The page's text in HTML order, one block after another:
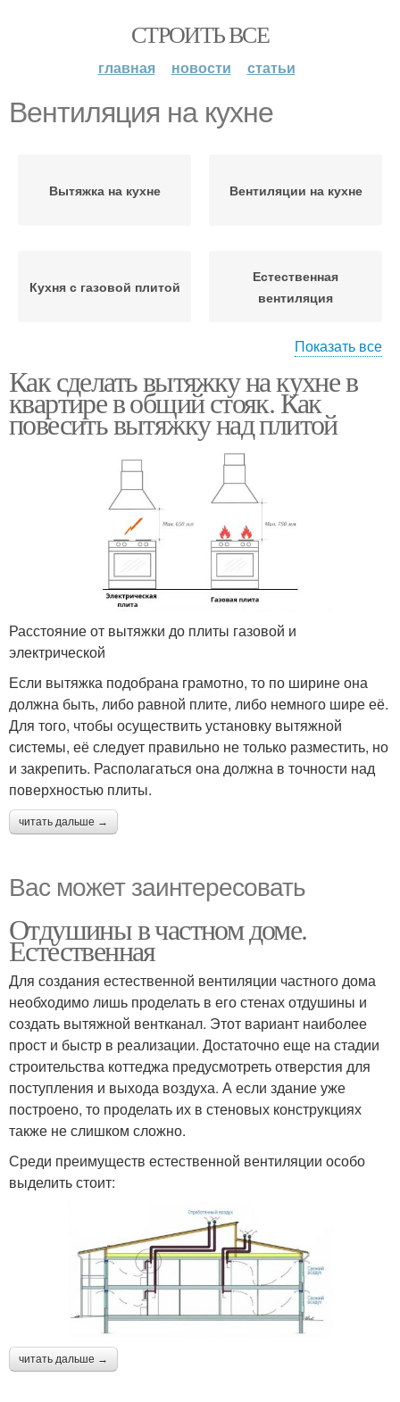
СТРОИТЬ ВСЕ
главная новости статьи
Вентиляция на кухне
Вытяжка на кухне Вентиляции на кухне
Кухня с газовой плитой
Естественная
вентиляция
Вентиляция в квартире
Показать все
Как сделать вытяжку на кухне в
квартире в общий стояк. Как
повесить вытяжку над плитой
Расстояние от вытяжки до плиты газовой и
электрической
Если вытяжка подобрана грамотно, то по ширине она
должна быть, либо равной плите, либо немного шире её.
Для того, чтобы осуществить установку вытяжной
системы, её следует правильно не только разместить, но
и закрепить. Располагаться она должна в точности над
поверхностью плиты.
читать дальше →
Вас может заинтересовать
Отдушины в частном доме.
Естественная
Для создания естественной вентиляции частного дома
необходимо лишь проделать в его стенах отдушины и
создать вытяжной вентканал. Этот вариант наиболее
прост и быстр в реализации. Достаточно еще на стадии
строительства коттеджа предусмотреть отверстия для
поступления и выхода воздуха. А если здание уже
построено, то проделать их в стеновых конструкциях
также не слишком сложно.
Среди преимуществ естественной вентиляции особо
выделить стоит:
читать дальше →